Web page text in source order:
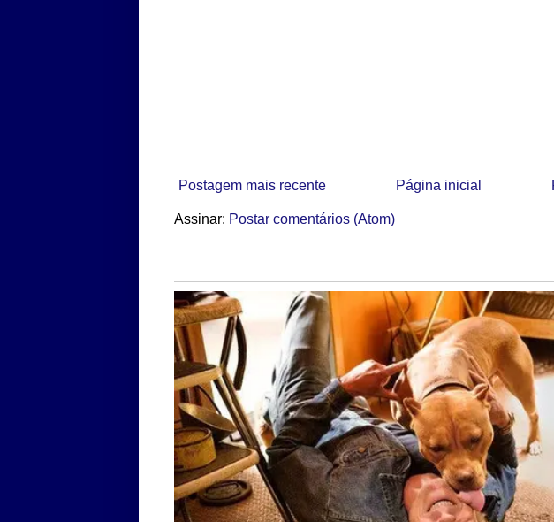
Postagem mais recente Página inicial
Assinar: Postar comentários (Atom)